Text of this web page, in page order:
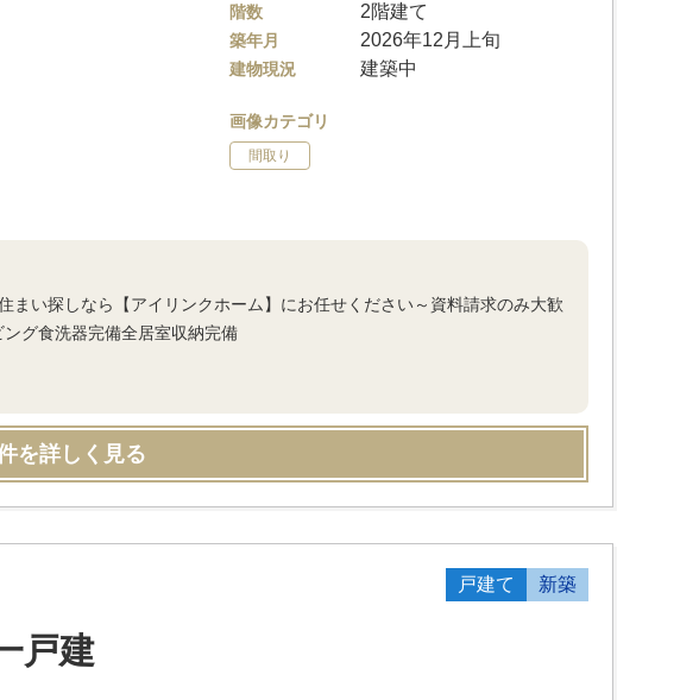
階数 2階建て
築年月 2026年12月上旬
建物現況 建築中
画像カテゴリ
間取り
い探しなら【アイリンクホーム】にお任せください～資料請求のみ大歓
グ食洗器完備全居室収納完備
を詳しく見る
戸建て 新築
戸建